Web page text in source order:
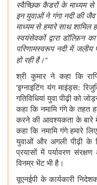
स्वैच्छिक कैडरों के माध्यम से
इन युवाओं ने गंगा नदी की
माध्यम से हमारे साथ शामिल
स्वयंसेवकों द्वारा डॉल्फ़िन
परिणामस्वरूप नदी में जलीय
हो रही है।“
श्री कुमार ने कहा कि
'इग्नाइटिंग यंग माइंड्स:
गतिविधियां युवा पीढ़ी को
कहा कि नमामि गंगे के तहत
करने की आवश्यकता के बारे
कहा कि नमामि गंगे हमारे
युवाओं और अगली पीढ़ी के
प्रयासों में पर्यावरण
विनम्र भेंट भी है।
यूएनईपी के कार्यकारी